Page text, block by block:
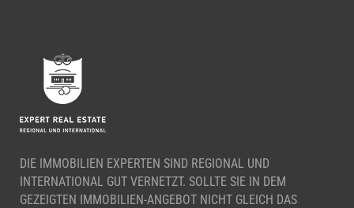
DIE IMMOBILIEN EXPERTEN SIND REGIONAL UND
INTERNATIONAL GUT VERNETZT. SOLLTE SIE IN DEM
GEZEIGTEN IMMOBILIEN-ANGEBOT NICHT GLEICH DAS